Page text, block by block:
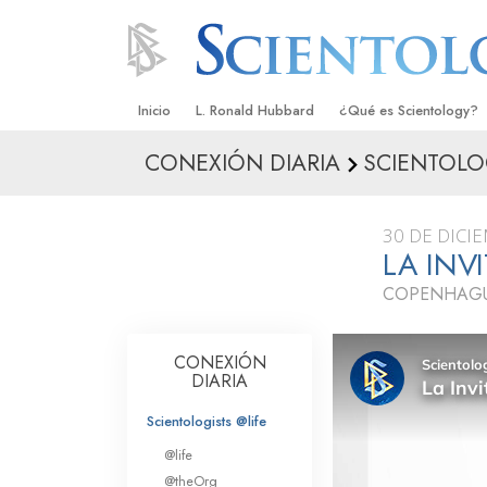
Inicio L. Ronald Hubbard ¿Qué es Scientology?
Creencias y Prácticas
Qué dicen los
Scientology
Dentro de una Iglesia
Los Principios
CONEXIÓN DIARIA
30 DE
LA
CONEXIÓN
DIARIA
Scientologists @life
@life
@theOrg